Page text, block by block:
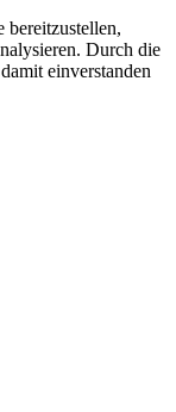
bereitzustellen,
Durch die
einverstanden